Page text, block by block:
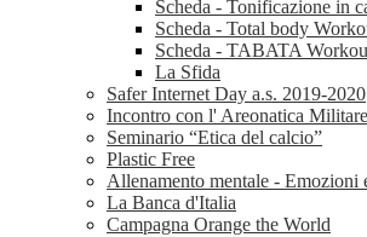
Scheda - Tonificazione in
Scheda - Total body
Scheda - TABATA
La Sfida
Safer Internet Day a.s. 2019-2020
Incontro con l' Areonatica Militare
Seminario “Etica del calcio”
Plastic Free
Allenamento mentale - Emozioni
La Banca d'Italia
Campagna Orange the World